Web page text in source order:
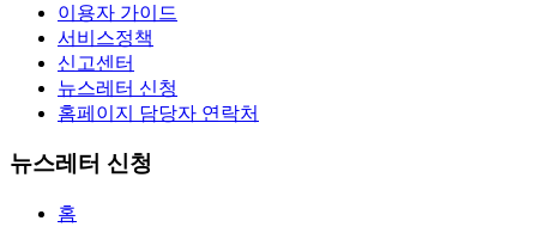
이용자 가이드
서비스정책
신고센터
뉴스레터 신청
홈페이지 담당자 연락처
뉴스레터 신청
홈